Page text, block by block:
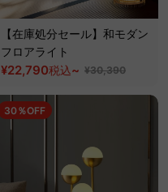
【在庫処分セール】和モダン
フロアライト
¥22,790税込~ ¥30,390
30％OFF